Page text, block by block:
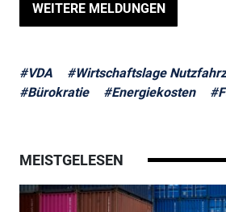
WEITERE MELDUNGEN
#VDA
#Wirtschaftslage
#Bürokratie
#Energiekosten
MEISTGELESEN